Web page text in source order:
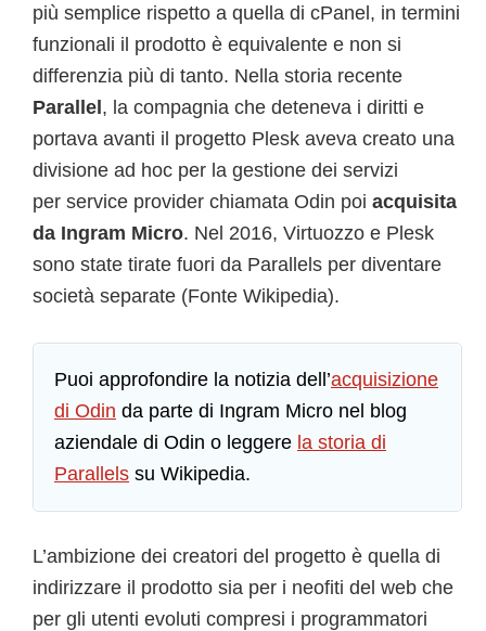
più semplice rispetto a quella di cPanel, in termini
funzionali il prodotto è equivalente e non si
differenzia più di tanto. Nella storia recente
Parallel, la compagnia che deteneva i diritti e
portava avanti il progetto Plesk aveva creato una
divisione ad hoc per la gestione dei servizi
per service provider chiamata Odin poi acquisita
da Ingram Micro. Nel 2016, Virtuozzo e Plesk
sono state tirate fuori da Parallels per diventare
società separate (Fonte Wikipedia).
Puoi approfondire la notizia dell’acquisizione
di Odin da parte di Ingram Micro nel blog
aziendale di Odin o leggere la storia di
Parallels su Wikipedia.
L’ambizione dei creatori del progetto è quella di
indirizzare il prodotto sia per i neofiti del web che
per gli utenti evoluti compresi i programmatori